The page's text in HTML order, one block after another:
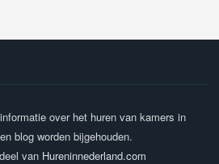
over het huren van kamers in
blog worden bijgehouden.
van Hureninnederland.com